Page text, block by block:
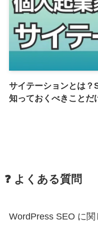
サイテーションとは？
知っておくべきことだ
❓ よくある質問
WordPress SEO に